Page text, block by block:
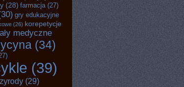
(28) farmacja(27)
gry edukacyjne
(26) korepetycje
medyczne
(34)
(39)
(29)